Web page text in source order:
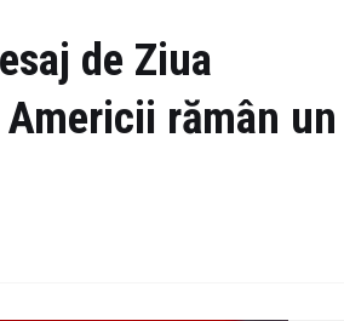
de Ziua
rămân un